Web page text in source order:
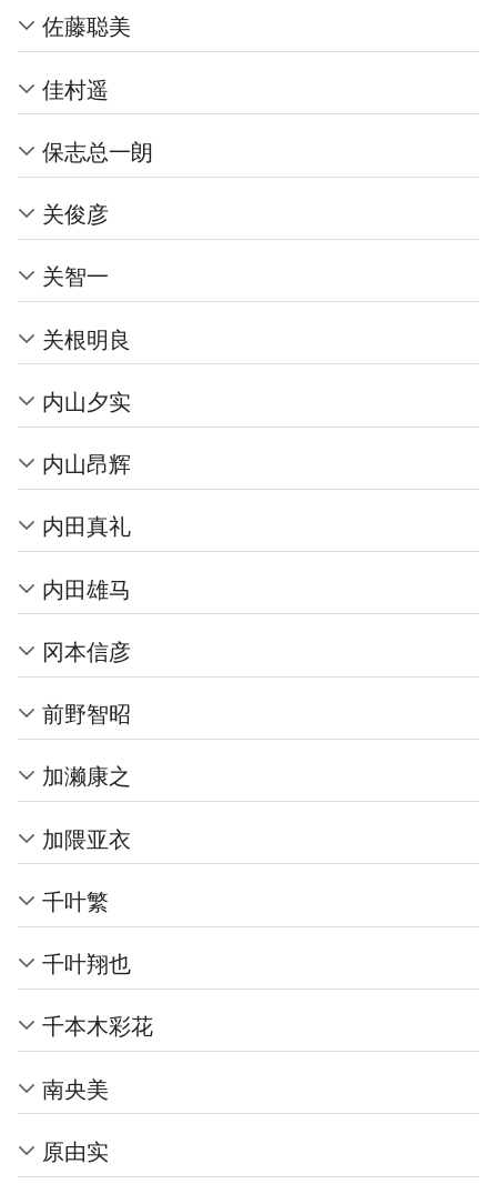
佐藤聪美
佳村遥
保志总一朗
关俊彦
关智一
关根明良
内山夕实
内山昂辉
内田真礼
内田雄马
冈本信彦
前野智昭
加濑康之
加隈亚衣
千叶繁
千叶翔也
千本木彩花
南央美
原由实